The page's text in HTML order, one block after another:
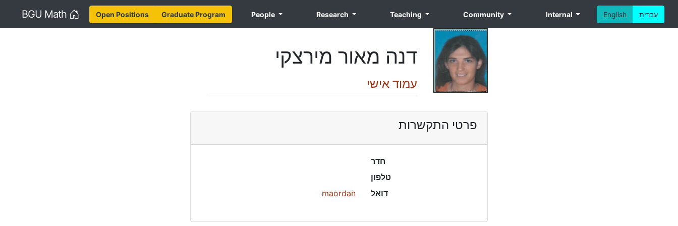
BGU Math Home English עברית Open Positions Graduate Program People Research Teaching Community Internal
דנה מאור מירצקי
עמוד אישי
פרטי התקשרות
חדר
טלפון
דואל
maordan